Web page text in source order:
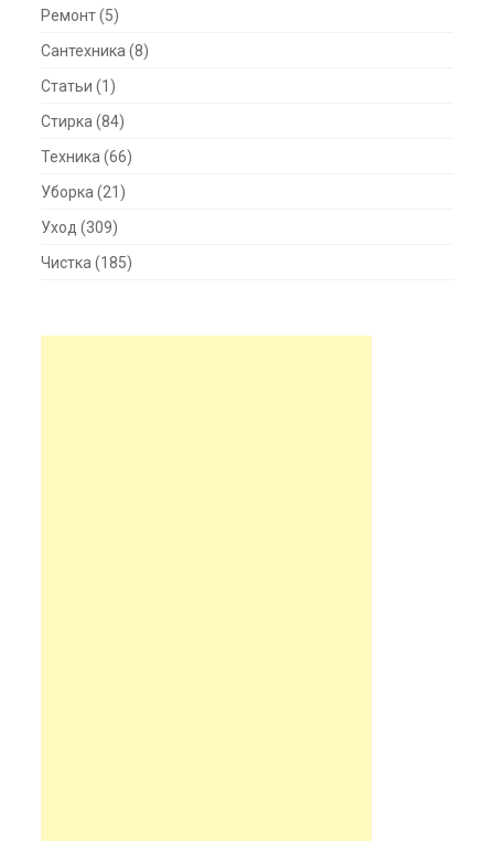
Ремонт(5)
Сантехника (8)
Статьи (1)
Стирка (84)
Техника (66)
Уборка (21)
Уход (309)
Чистка (185)